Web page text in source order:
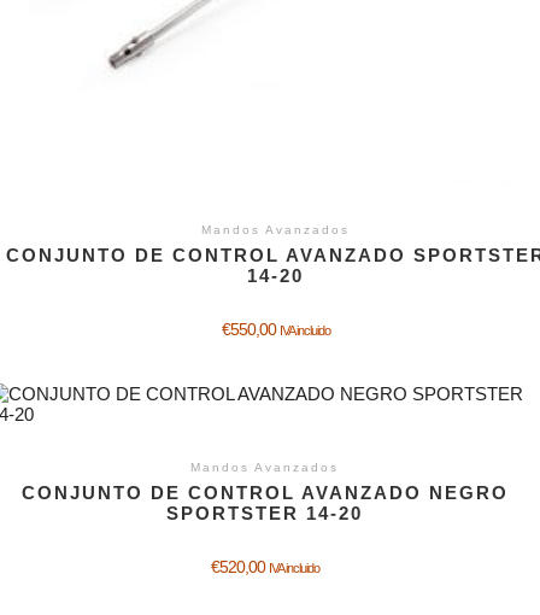
Mandos Avanzados
CONJUNTO DE CONTROL AVANZADO
14-20
€550,00 IVA incluido
Mandos Avanzados
CONJUNTO DE CONTROL AVANZADO NEGRO
SPORTSTER 14-20
€520,00 IVA incluido